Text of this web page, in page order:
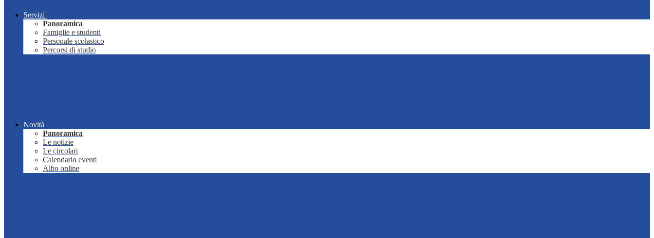
Servizi
Panoramica
Famiglie e studenti
Personale scolastico
Percorsi di studio
Novità
Panoramica
Le notizie
Le circolari
Calendario eventi
Albo online